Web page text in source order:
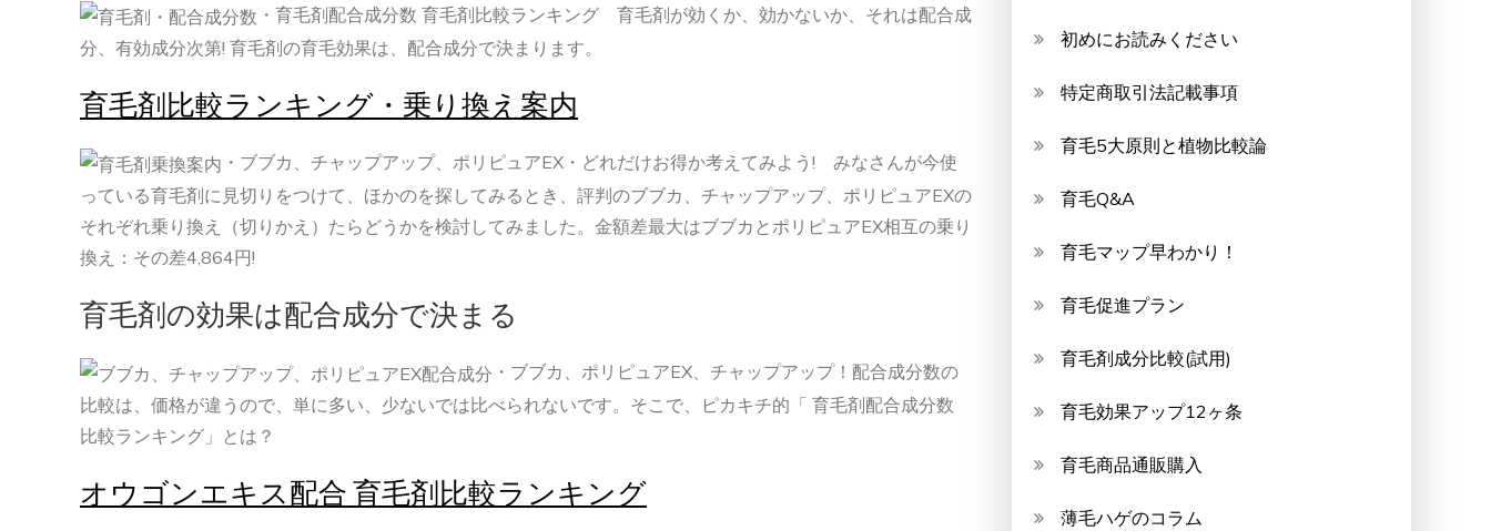
・育毛剤配合成分数 育毛剤比較ランキング 育毛剤が効くか、効かないか、それは配合成
分、有効成分次第! 育毛剤の育毛効果は、配合成分で決まります。
育毛剤比較ランキング・乗り換え案内
・ブブカ、チャップアップ、ポリピュアEX・どれだけお得か考えてみよう! みなさんが今使
っている育毛剤に見切りをつけて、ほかのを探してみるとき、評判のブブカ、チャップアップ、ポリピュアEXの
それぞれ乗り換え（切りかえ）たらどうかを検討してみました。金額差最大はブブカとポリピュアEX相互の乗り
換え：その差4,864円!
育毛剤の効果は配合成分で決まる
・ブブカ、ポリピュアEX、チャップアップ！配合成分数の
比較は、価格が違うので、単に多い、少ないでは比べられないです。そこで、ピカキチ的「 育毛剤配合成分数
比較ランキング」とは？
オウゴンエキス配合 育毛剤比較ランキング
初めにお読みください
特定商取引法記載事項
育毛5大原則と植物比較論
育毛Q&A
育毛マップ早わかり！
育毛促進プラン
育毛剤成分比較(試用)
育毛効果アップ12ヶ条
育毛商品通販購入
薄毛ハゲのコラム